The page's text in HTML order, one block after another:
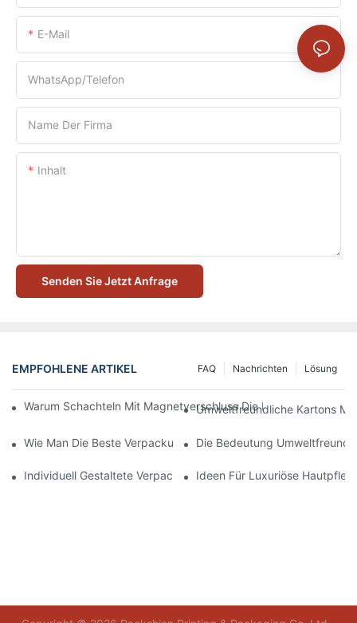
E-Mail
WhatsApp/Telefon
Name Der Firma
Inhalt
Senden Sie Jetzt Anfrage
EMPFOHLENE ARTIKEL Lösung
Nachrichten
FAQ
Warum Schachteln Mit Magnetverschluss Die Beste Wahl Für
Umweltfreundliche Kartons
Wie Man Die Beste Verpackung Für Hautpflegeprodukte Zum
Die Bedeutung
Individuell Gestaltete Verpackungen Für Hautpflegeprodukte,
Ideen Für Luxuriöse